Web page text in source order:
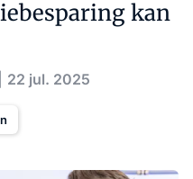
kan
22 jul. 2025